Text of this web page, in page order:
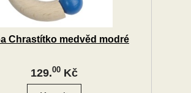
Chrastítko medvěd modré
129.00Kč